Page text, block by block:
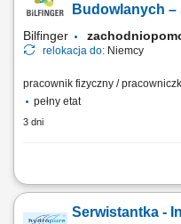
Budowlanych –
Bilfinger
relokacja do: Niemcy
pracownik fizyczny /
pełny etat
3 dni
Opis stanowiska: Wykonywanie
na podstawie rysunku
Serwistantka -